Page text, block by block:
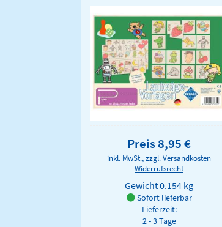
Preis 8,95 €
inkl. MwSt., zzgl.Versandkosten
Widerrufsrecht
Gewicht0.154 kg
Sofort lieferbar
Lieferzeit:
2 - 3 Tage